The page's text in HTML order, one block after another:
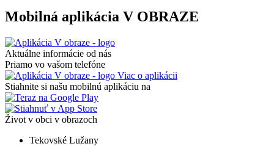
Mobilná aplikácia V OBRAZE
Aktuálne informácie od nás
Priamo vo vašom telefóne
Viac o aplikácii
Stiahnite si našu mobilnú aplikáciu na
Život v obci v obrazoch
Tekovské Lužany